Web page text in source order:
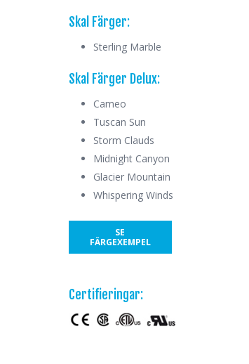
Skal Färger:
Sterling Marble
Skal Färger Delux:
Cameo
Tuscan Sun
Storm Clauds
Midnight Canyon
Glacier Mountain
Whispering Winds
SE
FÄRGEXEMPEL
Certifieringar: